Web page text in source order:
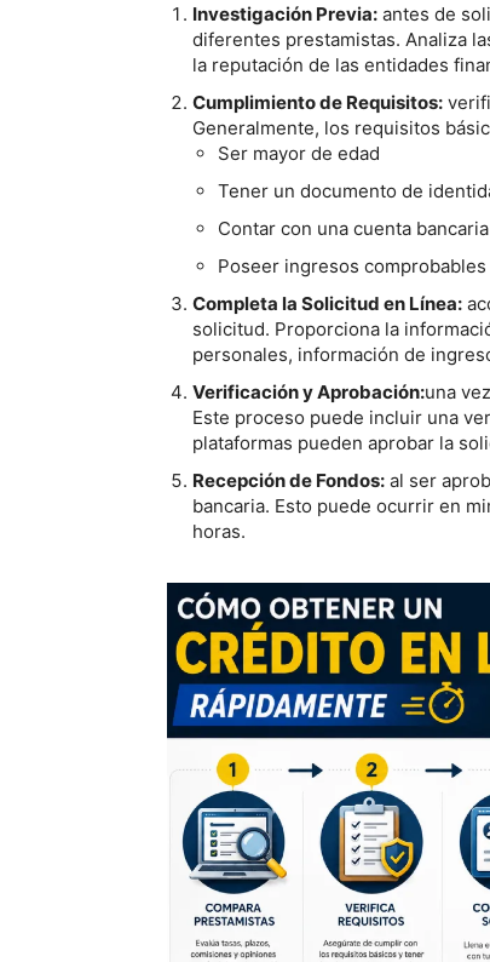
Investigación Previa: antes de
diferentes prestamistas. Analiza
la reputación de las entidades
Cumplimiento de Requisitos:
Generalmente, los requisitos
Ser mayor de edad
Tener un documento de
Contar con una cuenta bancaria
Poseer ingresos comprobables
Completa la Solicitud en Línea:
solicitud. Proporciona la
personales, información de
Verificación y Aprobación:una
Este proceso puede incluir una
plataformas pueden aprobar la
Recepción de Fondos: al ser
bancaria. Esto puede ocurrir en
horas.